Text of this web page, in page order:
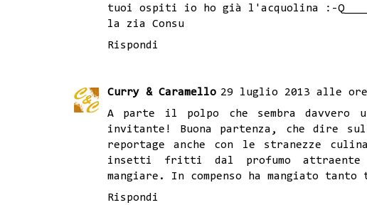
tuoi ospiti io ho già l'acquolina :-Q____
la zia Consu
Rispondi
Curry & Caramello 29 luglio 2013 alle
A parte il polpo che sembra davvero
invitante! Buona partenza, che dire
reportage anche con le stranezze
insetti fritti dal profumo attraente
mangiare. In compenso ha mangiato tanto
Rispondi